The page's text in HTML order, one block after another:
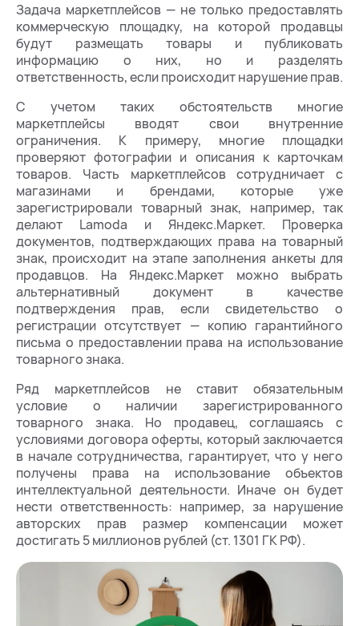
Задача маркетплейсов — не только предоставлять
коммерческую площадку, на которой продавцы
будут размещать товары и публиковать
информацию о них, но и разделять
ответственность, если происходит нарушение прав.
С учетом таких обстоятельств многие
маркетплейсы вводят свои внутренние
ограничения. К примеру, многие площадки
проверяют фотографии и описания к карточкам
товаров. Часть маркетплейсов сотрудничает с
магазинами и брендами, которые уже
зарегистрировали товарный знак, например, так
делают Lamoda и Яндекс.Маркет. Проверка
документов, подтверждающих права на товарный
знак, происходит на этапе заполнения анкеты для
продавцов. На Яндекс.Маркет можно выбрать
альтернативный документ в качестве
подтверждения прав, если свидетельство о
регистрации отсутствует — копию гарантийного
письма о предоставлении права на использование
товарного знака.
Ряд маркетплейсов не ставит обязательным
условие о наличии зарегистрированного
товарного знака. Но продавец, соглашаясь с
условиями договора оферты, который заключается
в начале сотрудничества, гарантирует, что у него
получены права на использование объектов
интеллектуальной деятельности. Иначе он будет
нести ответственность: например, за нарушение
авторских прав размер компенсации может
достигать 5 миллионов рублей (ст. 1301 ГК РФ).